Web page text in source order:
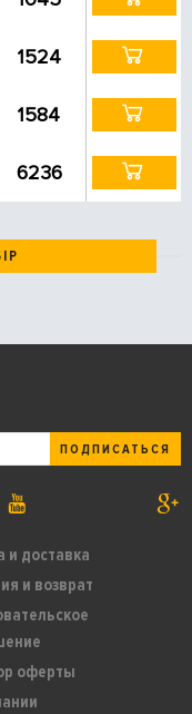
1524
1584
6236
и доставка
и возврат
оферты
ПОДПИСАТЬСЯ